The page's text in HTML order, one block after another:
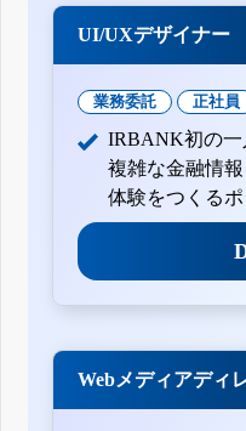
UI/UXデザイナー
業務委託 正社員
IRBANK初の一
複雑な金融情
体験をつくるポ
Webメディアディ